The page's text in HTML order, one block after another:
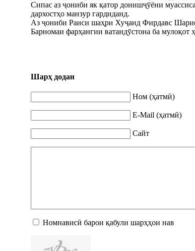
Сипас аз ҷониби як қатор донишҷӯёни
дархостҳо манзур гардиданд.
Аз ҷониби Раиси шаҳри Хуҷанд Фирдавс
Барномаи фарҳангии ватандӯстона ба мулоқот
Шарҳ додан
Ном (ҳатмӣ)
E-Mail (ҳатмӣ)
Сайт
Номнависӣ барои қабули шарҳҳои нав